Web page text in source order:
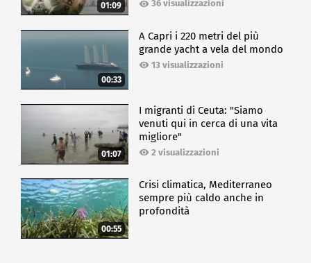
01:09 36 visualizzazioni
00:33
A Capri i 220 metri del più
grande yacht a vela del mondo
13 visualizzazioni
01:07
I migranti di Ceuta: "Siamo
venuti qui in cerca di una vita
migliore"
2 visualizzazioni
00:55
Crisi climatica, Mediterraneo
sempre più caldo anche in
profondità